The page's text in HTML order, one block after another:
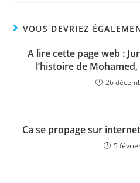
VOUS DEVRIEZ
A lire cette page web :
l’histoire de
26
Ca se propage sur
5